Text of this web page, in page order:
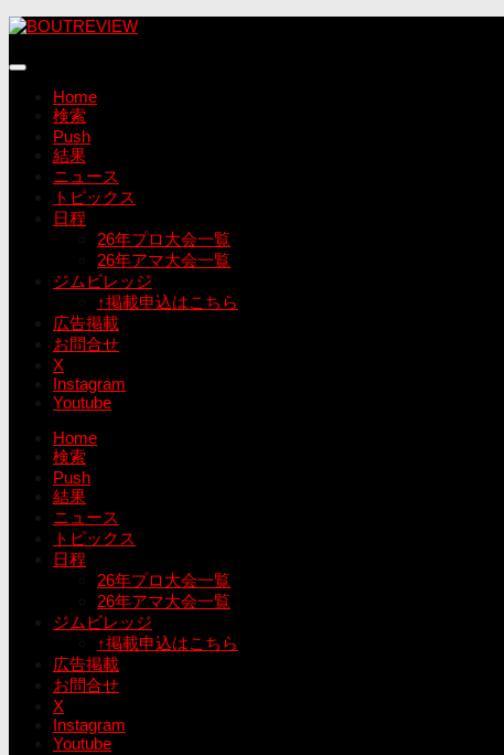
コ
テ
Home
検索
Push
結果
ニュース
トピックス
日程
26年プロ大会一覧
26年アマ大会一覧
ジムビレッジ
↑掲載申込はこちら
広告掲載
お問合せ
X
Instagram
Youtube
Home
検索
Push
結果
ニュース
トピックス
日程
26年プロ大会一覧
26年アマ大会一覧
ジムビレッジ
↑掲載申込はこちら
広告掲載
お問合せ
X
Instagram
Youtube